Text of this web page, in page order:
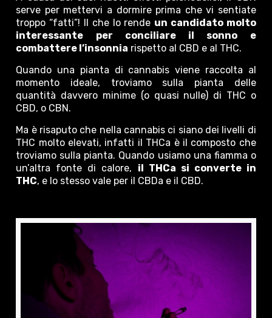
serve per mettervi a dormire prima che vi sentiate
troppo “fatti”! Il che lo rende un candidato molto
interessante per conciliare il sonno e
combattere l’insonnia rispetto al CBD e al THC.
Quando una pianta di cannabis viene raccolta al
momento ideale, troviamo sulla pianta delle
quantità davvero minime (o quasi nulle) di THC o
CBD, o CBN.
Ma è risaputo che nella cannabis ci siano dei livelli di
THC molto elevati, infatti il THCa è il composto che
troviamo sulla pianta. Quando usiamo una fiamma o
un’altra fonte di calore, il THCa si converte in
THC, e lo stesso vale per il CBDa e il CBD.